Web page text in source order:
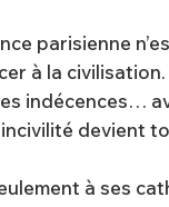
parisienne
à la
indécences…
à ses